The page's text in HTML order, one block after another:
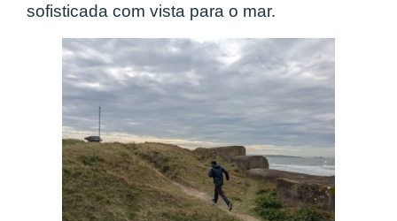
sofisticada com vista para o mar.